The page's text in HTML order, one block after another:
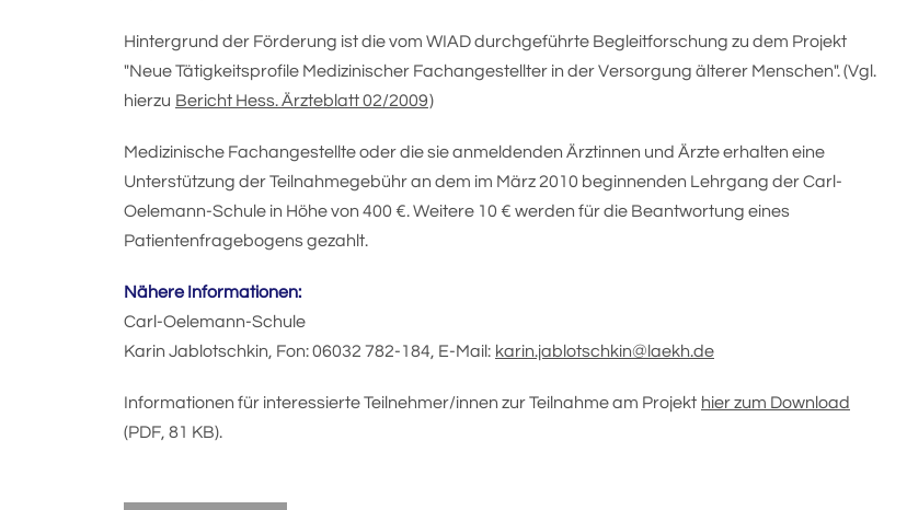
Hintergrund der Förderung ist die vom WIAD durchgeführte Begleitforschung zu dem Projekt
"Neue Tätigkeitsprofile Medizinischer Fachangestellter in der Versorgung älterer Menschen". (Vgl.
hierzu Bericht Hess. Ärzteblatt 02/2009)
Medizinische Fachangestellte oder die sie anmeldenden Ärztinnen und Ärzte erhalten eine
Unterstützung der Teilnahmegebühr an dem im März 2010 beginnenden Lehrgang der Carl-
Oelemann-Schule in Höhe von 400 €. Weitere 10 € werden für die Beantwortung eines
Patientenfragebogens gezahlt.
Nähere Informationen:
Carl-Oelemann-Schule
Karin Jablotschkin, Fon: 06032 782-184, E-Mail: karin.jablotschkin@laekh.de
Informationen für interessierte Teilnehmer/innen zur Teilnahme am Projekt hier zum Download
(PDF, 81 KB).